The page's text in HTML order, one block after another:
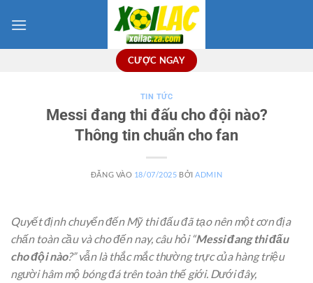
qua
CƯỢC NGAY
TIN TỨC
Messi đang thi đấu cho đội nào?
Thông tin chuẩn cho fan
ĐĂNG VÀO 18/07/2025 BỞI ADMIN
Quyết định chuyển đến Mỹ thi đấu đã tạo nên một cơn địa
chấn toàn cầu và cho đến nay, câu hỏi “Messi đang thi đấu
cho đội nào?” vẫn là thắc mắc thường trực của hàng triệu
người hâm mộ bóng đá trên toàn thế giới. Dưới đây,